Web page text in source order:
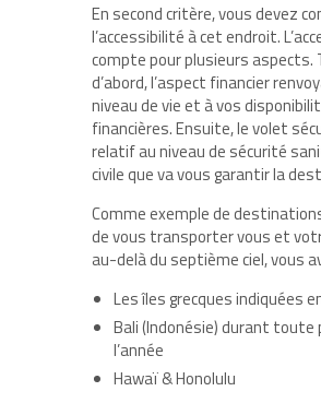
En second critère, vous devez
l’accessibilité à cet endroit.
compte pour plusieurs aspects.
d’abord, l’aspect financier
niveau de vie et à vos
financières. Ensuite, le volet
relatif au niveau de sécurité
civile que va vous garantir la
Comme exemple de
de vous transporter vous et
au-delà du septième ciel, vous
Les îles grecques indiquées
Bali (Indonésie) durant toute
l’année
Hawaï & Honolulu